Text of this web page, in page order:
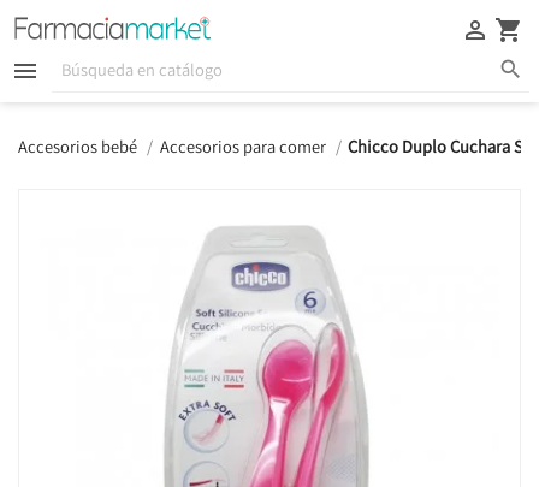
  
 
Accesorios bebé Accesorios para comer Chicco Duplo Cuchara